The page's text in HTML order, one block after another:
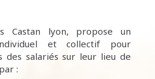
Castan lyon, propose un
et collectif pour
des salariés sur leur lieu de
: